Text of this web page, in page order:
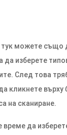
тук можете също
да изберете
След това
кликнете върху
на сканиране.
време да